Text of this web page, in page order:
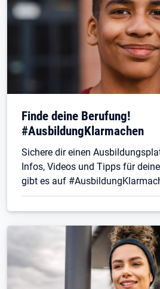
Finde deine Berufung!
#AusbildungKlarmachen
Sichere dir einen
Infos, Videos und Tipps für
gibt es auf